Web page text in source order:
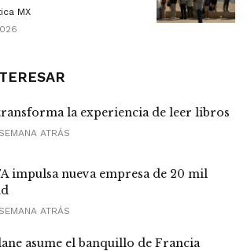
MX
la experiencia de leer libros
ATRÁS
impulsa nueva empresa de 20 mil
ATRÁS
asume el banquillo de Francia